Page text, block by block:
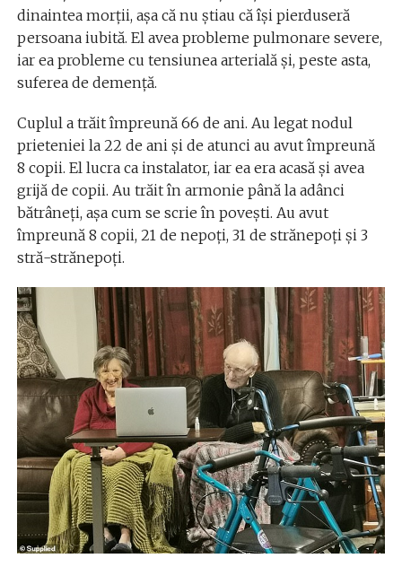
dinaintea morții, așa că nu știau că își pierduseră
persoana iubită. El avea probleme pulmonare severe,
iar ea probleme cu tensiunea arterială și, peste asta,
suferea de demență.
Cuplul a trăit împreună 66 de ani. Au legat nodul
prieteniei la 22 de ani și de atunci au avut împreună
8 copii. El lucra ca instalator, iar ea era acasă și avea
grijă de copii. Au trăit în armonie până la adânci
bătrâneți, așa cum se scrie în povești. Au avut
împreună 8 copii, 21 de nepoți, 31 de strănepoți și 3
stră-strănepoți.